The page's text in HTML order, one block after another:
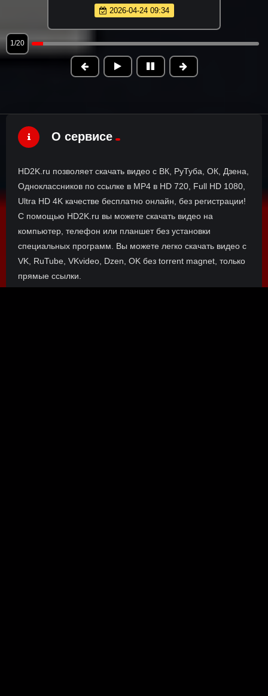
Исполнители 💎
2026-04-24 09:34
1/20
О сервисе
HD2K.ru позволяет скачать видео с ВК, РуТуба, ОК, Дзена,
Одноклассников по ссылке в MP4 в HD 720, Full HD 1080,
Ultra HD 4K качестве бесплатно онлайн, без регистрации!
С помощью HD2K.ru вы можете скачать видео на
компьютер, телефон или планшет без установки
специальных программ. Вы можете легко скачать видео с
VK, RuTube, VKvideo, Dzen, OK без torrent magnet, только
прямые ссылки.